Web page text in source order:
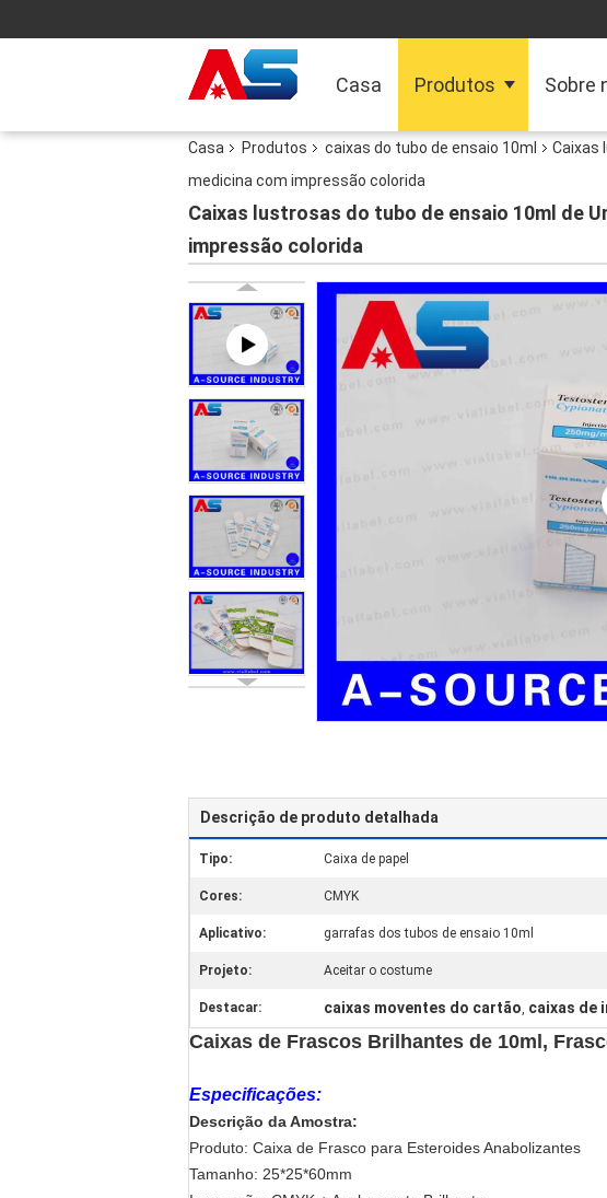
Casa Produtos Sobre
Casa Produtos caixas do tubo de ensaio 10ml
Caixas
medicina com impressão colorida
Caixas lustrosas do tubo de ensaio 10ml de
impressão colorida
Descrição de produto detalhada
Tipo: Caixa de papel
Cores: CMYK
Aplicativo: garrafas dos tubos de ensaio 10ml
Projeto: Aceitar o costume
Destacar: caixas moventes do cartão, caixas de
Caixas de Frascos Brilhantes de 10ml,
Especificações:
Descrição da Amostra:
Produto: Caixa de Frasco para Esteroides Anabolizantes
Tamanho: 25*25*60mm